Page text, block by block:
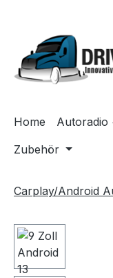
Home Autoradio
Zubehör
Carplay/Android
Bildergalerie